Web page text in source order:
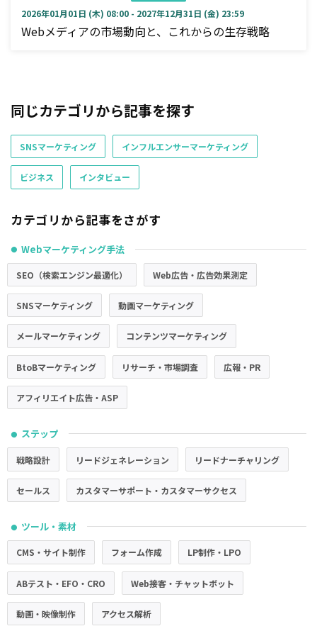
2026年01月01日 (木) 08:00 - 2027年12月31日 (金) 23:59
Webメディアの市場動向と、これからの生存戦略
同じカテゴリから記事を探す
SNSマーケティング インフルエンサーマーケティング
ビジネス インタビュー
カテゴリから記事をさがす
● Webマーケティング手法
SEO（検索エンジン最適化） Web広告・広告効果測定
SNSマーケティング 動画マーケティング
メールマーケティング コンテンツマーケティング
BtoBマーケティング リサーチ・市場調査 広報・PR
アフィリエイト広告・ASP
● ステップ
戦略設計 リードジェネレーション リードナーチャリング
セールス カスタマーサポート・カスタマーサクセス
● ツール・素材
CMS・サイト制作 フォーム作成 LP制作・LPO
ABテスト・EFO・CRO Web接客・チャットボット
動画・映像制作 アクセス解析